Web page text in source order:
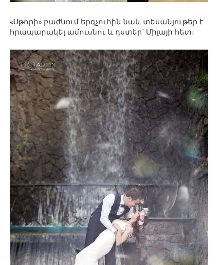
«Սթորի» բաժնում երգչուհին նաև տեսանյութեր է
հրապարակել ամուսնու և դստեր՝ Միլայի հետ։